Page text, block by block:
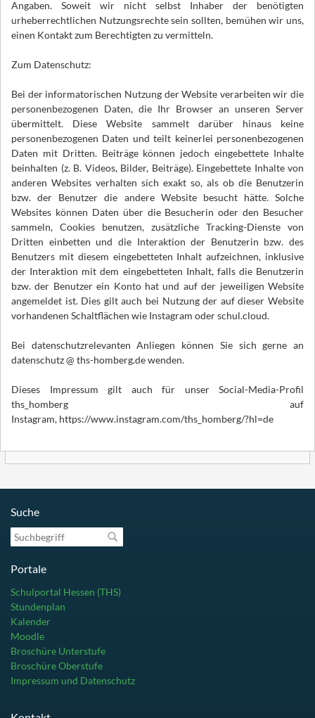
Angaben. Soweit wir nicht selbst Inhaber der benötigten
urheberrechtlichen Nutzungsrechte sein sollten, bemühen wir uns,
einen Kontakt zum Berechtigten zu vermitteln.
Zum Datenschutz:
Bei der informatorischen Nutzung der Website verarbeiten wir die
personenbezogenen Daten, die Ihr Browser an unseren Server
übermittelt. Diese Website sammelt darüber hinaus keine
personenbezogenen Daten und teilt keinerlei personenbezogenen
Daten mit Dritten. Beiträge können jedoch eingebettete Inhalte
beinhalten (z. B. Videos, Bilder, Beiträge). Eingebettete Inhalte von
anderen Websites verhalten sich exakt so, als ob die Benutzerin
bzw. der Benutzer die andere Website besucht hätte. Solche
Websites können Daten über die Besucherin oder den Besucher
sammeln, Cookies benutzen, zusätzliche Tracking-Dienste von
Dritten einbetten und die Interaktion der Benutzerin bzw. des
Benutzers mit diesem eingebetteten Inhalt aufzeichnen, inklusive
der Interaktion mit dem eingebetteten Inhalt, falls die Benutzerin
bzw. der Benutzer ein Konto hat und auf der jeweiligen Website
angemeldet ist. Dies gilt auch bei Nutzung der auf dieser Website
vorhandenen Schaltflächen wie Instagram oder schul.cloud.
Bei datenschutzrelevanten Anliegen können Sie sich gerne an
datenschutz @ ths-homberg.de wenden.
Dieses Impressum gilt auch für unser Social-Media-Profil
ths_homberg auf
Instagram, https://www.instagram.com/ths_homberg/?hl=de
Suche
Suchbegriff
Portale
Schulportal Hessen (THS)
Stundenplan
Kalender
Moodle
Broschüre Unterstufe
Broschüre Oberstufe
Impressum und Datenschutz